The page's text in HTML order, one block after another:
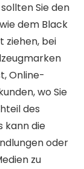
Sie den
dem Black
ziehen, bei
Online-
wo Sie
des
kann die
oder
zu